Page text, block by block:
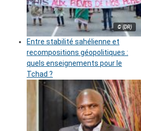
© (DR)
Entre stabilité sahélienne et
recompositions géopolitiques :
quels enseignements pour le
Tchad ?